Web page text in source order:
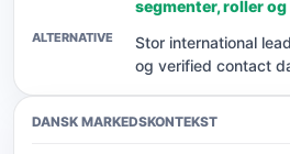
segmenter, roller
Stor international
og verified contact
DANSK MARKEDSKONTEKST